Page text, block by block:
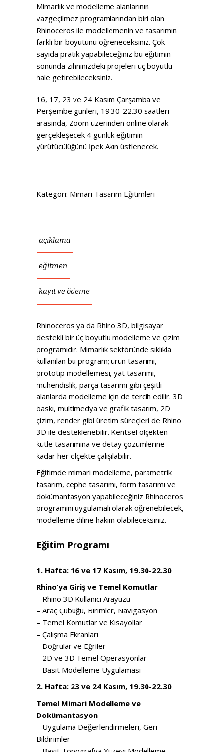
Mimarlık ve modelleme alanlarının
vazgeçilmez programlarından biri olan
Rhinoceros ile modellemenin ve tasarımın
farklı bir boyutunu öğreneceksiniz. Çok
sayıda pratik yapabileceğiniz bu eğitimin
sonunda zihninizdeki projeleri üç boyutlu
hale getirebileceksiniz.
16, 17, 23 ve 24 Kasım Çarşamba ve
Perşembe günleri, 19.30-22.30 saatleri
arasında, Zoom üzerinden online olarak
gerçekleşecek 4 günlük eğitimin
yürütücülüğünü İpek Akın üstlenecek.
Kategori: Mimari Tasarım Eğitimleri
açıklama
eğitmen
kayıt ve ödeme
Rhinoceros ya da Rhino 3D, bilgisayar
destekli bir üç boyutlu modelleme ve çizim
programıdır. Mimarlık sektöründe sıklıkla
kullanılan bu program; ürün tasarımı,
prototip modellemesi, yat tasarımı,
mühendislik, parça tasarımı gibi çeşitli
alanlarda modelleme için de tercih edilir. 3D
baskı, multimedya ve grafik tasarım, 2D
çizim, render gibi üretim süreçleri de Rhino
3D ile desteklenebilir. Kentsel ölçekten
kütle tasarımına ve detay çözümlerine
kadar her ölçekte çalışılabilir.
Eğitimde mimari modelleme, parametrik
tasarım, cephe tasarımı, form tasarımı ve
dokümantasyon yapabileceğiniz Rhinoceros
programını uygulamalı olarak öğrenebilecek,
modelleme diline hakim olabileceksiniz.
Eğitim Programı
1. Hafta: 16 ve 17 Kasım, 19.30-22.30
Rhino’ya Giriş ve Temel Komutlar
– Rhino 3D Kullanıcı Arayüzü
– Araç Çubuğu, Birimler, Navigasyon
– Temel Komutlar ve Kısayollar
– Çalışma Ekranları
– Doğrular ve Eğriler
– 2D ve 3D Temel Operasyonlar
– Basit Modelleme Uygulaması
2. Hafta: 23 ve 24 Kasım, 19.30-22.30
Temel Mimari Modelleme ve
Dokümantasyon
– Uygulama Değerlendirmeleri, Geri
Bildirimler